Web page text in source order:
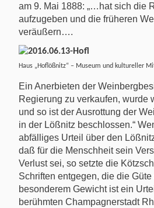
am 9. Mai 1888: „…hat sich die
aufzugeben und die früheren
veräußern….
Haus „Hoflößnitz“ – Museum und kultureller
Ein Anerbieten der
Regierung zu verkaufen, wurde
und so ist der Ausrottung der
in der Lößnitz beschlossen.“
abfälliges Urteil über den
daß für die Menschheit sein
Verlust sei, so setzte die
Schriften entgegen, die die
besonderem Gewicht ist ein
berühmten Champagnerstadt